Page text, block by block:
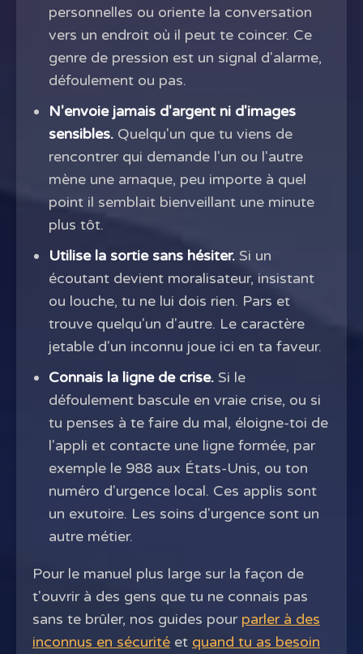
personnelles ou oriente la conversation
vers un endroit où il peut te coincer. Ce
genre de pression est un signal d'alarme,
défoulement ou pas.
N'envoie jamais d'argent ni d'images
sensibles. Quelqu'un que tu viens de
rencontrer qui demande l'un ou l'autre
mène une arnaque, peu importe à quel
point il semblait bienveillant une minute
plus tôt.
Utilise la sortie sans hésiter. Si un
écoutant devient moralisateur, insistant
ou louche, tu ne lui dois rien. Pars et
trouve quelqu'un d'autre. Le caractère
jetable d'un inconnu joue ici en ta faveur.
Connais la ligne de crise. Si le
défoulement bascule en vraie crise, ou si
tu penses à te faire du mal, éloigne-toi de
l'appli et contacte une ligne formée, par
exemple le 988 aux États-Unis, ou ton
numéro d'urgence local. Ces applis sont
un exutoire. Les soins d'urgence sont un
autre métier.
Pour le manuel plus large sur la façon de
t'ouvrir à des gens que tu ne connais pas
sans te brûler, nos guides pour parler à des
inconnus en sécurité et quand tu as besoin